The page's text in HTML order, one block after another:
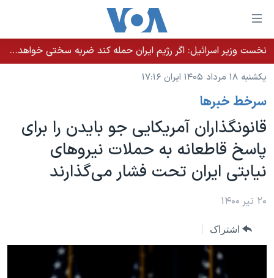
لینکهای
قابل
دسترسی
جهش
محتوای
اصلی
جهش
به
صفحه
جهش
خانه
نسخه سبک وب‌سایت
موضوع ها
ایران
آمریکا
جهان
ورزشی
برنامه های تلویزیونی
جدول برنامه ها
صفحه‌های ویژه
جام جهانی ۲۰۲۶
بایگانی برنامه‌های تلویزیونی
فرکانس‌های صدای آمریکا
پخش رادیویی
یادگیری زبان انگلیسی
نخست وزیر اسرائيل: اگر رژیم ایران حمله کند ضربه سختی خواهد خورد
یکشنبه ۱۸ مرداد ۱۴۰۵ ایران ۱۷:۱۶
سرخط خبرها
قانونگذاران آمریکایی جو بایدن را برای
پاسخ قاطعانه به حملات نیروهای
نیابتی ایران تحت فشار می‌گذارند
۲۰ تیر ۱۴۰۰
اشتراک